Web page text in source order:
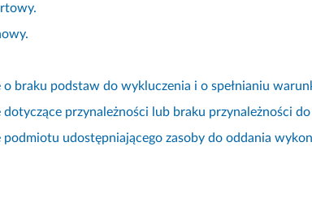
o braku podstaw do wykluczenia i o spełnianiu
przynależności lub braku przynależności
udostępniającego zasoby do oddania